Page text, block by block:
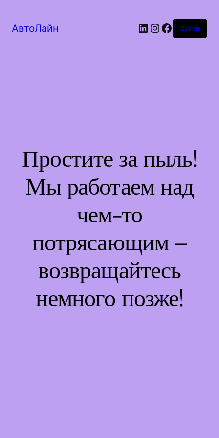
АвтоЛайн LinkedIn
Instagram
Facebook
Войти
Простите за пыль!
Мы работаем над
чем-то
потрясающим –
возвращайтесь
немного позже!